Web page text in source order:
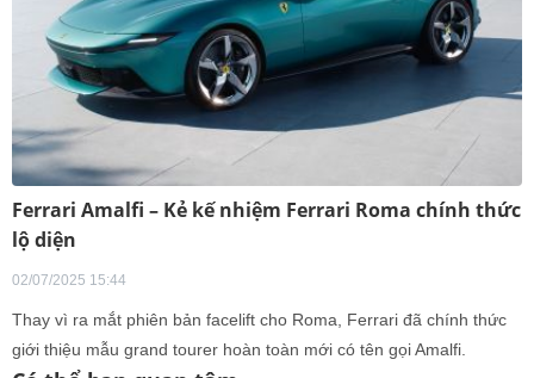
Ferrari Amalfi – Kẻ kế nhiệm Ferrari Roma chính thức
lộ diện
02/07/2025 15:44
Thay vì ra mắt phiên bản facelift cho Roma, Ferrari đã chính thức
giới thiệu mẫu grand tourer hoàn toàn mới có tên gọi Amalfi.